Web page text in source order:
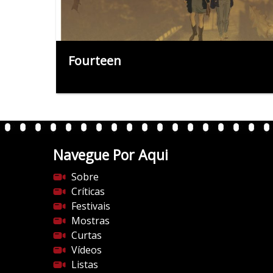
Fourteen
Navegue Por Aqui
Sobre
Críticas
Festivais
Mostras
Curtas
Vídeos
Listas